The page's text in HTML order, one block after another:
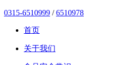
0315-6510999 /6510978
首页
关于我们